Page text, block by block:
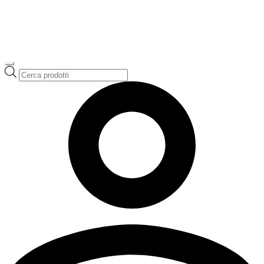
Ricerca
prodotti